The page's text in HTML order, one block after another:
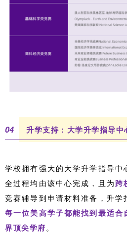
04 升学支持：大学升学指导中
学校拥有强大的大学升学指导中
全过程均由该中心完成，且为跨
竞赛辅导到申请材料准备，升
每一位美高学子都能找到最适
界顶尖学府。